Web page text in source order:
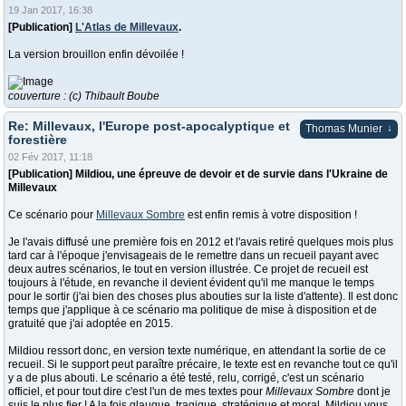
19 Jan 2017, 16:38
[Publication] L'Atlas de Millevaux.
La version brouillon enfin dévoilée !
couverture : (c) Thibault Boube
Thomas Munier ↓
Re: Millevaux, l'Europe post-apocalyptique et
forestière
02 Fév 2017, 11:18
[Publication] Mildiou, une épreuve de devoir et de survie dans l'Ukraine de
Millevaux
Ce scénario pour Millevaux Sombre est enfin remis à votre disposition !
Je l'avais diffusé une première fois en 2012 et l'avais retiré quelques mois plus
tard car à l'époque j'envisageais de le remettre dans un recueil payant avec
deux autres scénarios, le tout en version illustrée. Ce projet de recueil est
toujours à l'étude, en revanche il devient évident qu'il me manque le temps
pour le sortir (j'ai bien des choses plus abouties sur la liste d'attente). Il est donc
temps que j'applique à ce scénario ma politique de mise à disposition et de
gratuité que j'ai adoptée en 2015.
Mildiou ressort donc, en version texte numérique, en attendant la sortie de ce
recueil. Si le support peut paraître précaire, le texte est en revanche tout ce qu'il
y a de plus abouti. Le scénario a été testé, relu, corrigé, c'est un scénario
officiel, et pour tout dire c'est l'un de mes textes pour Millevaux Sombre dont je